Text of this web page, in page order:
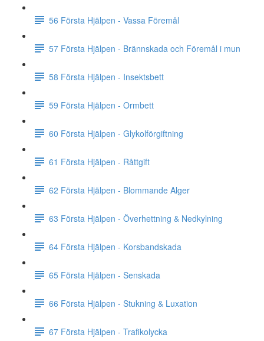
56 Första Hjälpen - Vassa Föremål
57 Första Hjälpen - Brännskada och Föremål i mun
58 Första Hjälpen - Insektsbett
59 Första Hjälpen - Ormbett
60 Första Hjälpen - Glykolförgiftning
61 Första Hjälpen - Råttgift
62 Första Hjälpen - Blommande Alger
63 Första Hjälpen - Överhettning & Nedkylning
64 Första Hjälpen - Korsbandskada
65 Första Hjälpen - Senskada
66 Första Hjälpen - Stukning & Luxation
67 Första Hjälpen - Trafikolycka